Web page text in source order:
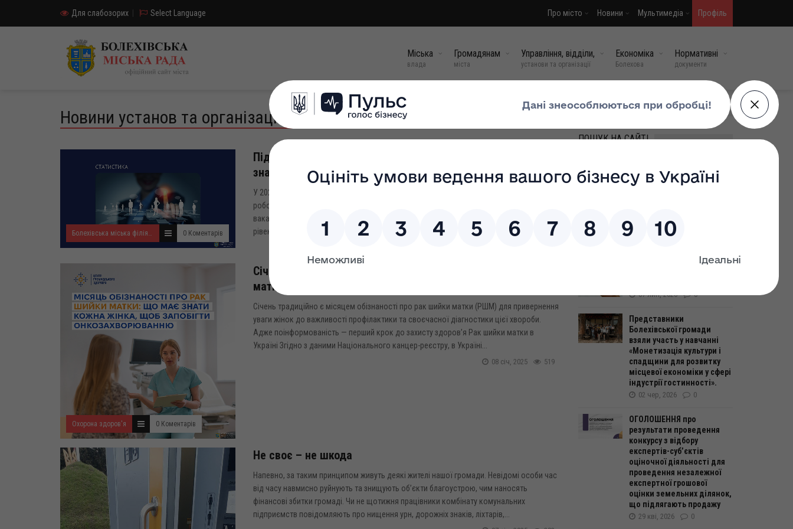
Для слабозорих Select Language Про місто Новини Мультимедіа Профіль
Міська
влада
Громадянам
міста
Управління, відділи,
установи та організації
Економіка
Болехова
Нормативні
документи
Новини установ та організацій
Болехівська міська філія Івано-Франківського ОЦЗ 0 Коментарів
Підсумки року: понад 14 тисяч жителів Прикарпаття
знайшли роботу завдяки обласній службі зайнятості
У 2024 році з філіями обласного центру зайнятості співпрацювало 6,0 тис.
роботодавців. В базі даних обласної служби зайнятості налічувалось 17,0 тис.
вакансій. За сприяння служби зайнятості було укомплектовано 13,6 тис. вакансій,
рівень укомплектування вакансій склав 80%. По Україні рівень...
Охорона здоров'я 0 Коментарів
Січень традиційно є місяцем обізнаності про рак шийки
матки
Січень традиційно є місяцем обізнаності про рак шийки матки (РШМ) для привернення
уваги жінок до важливості профілактики та своєчасної діагностики цієї хвороби.
Адже поінформованість — перший крок до захисту здоров’я Рак шийки матки в
Україні Згідно з даними Національного канцер-реєстру, в Україні...
519
08 січ, 2025
Не своє – не шкода
Напевно, за таким принципом живуть деякі жителі нашої громади. Невідомі особи час
від часу навмисно руйнують та знищують об’єкти благоустрою, чим наносять
фінансові збитки громаді. Чи не щотижня працівники комбінату комунальних
підприємств повідомляють про нищення урн, дорожніх знаків, ліхтарів,...
МИ У СОЦМЕРЕЖАХ
ПОШУК НА САЙТІ
в скорботі…🖤🖤🖤
13 травень, 2026
Чи може працівник сам
07 лип, 2026 0
Представники
Болехівської громади
взяли участь у навчанні
«Монетизація культури і
спадщини для розвитку
місцевої економіки у сфері
індустрії гостинності».
02 чер, 2026 0
ОГОЛОШЕННЯ про
результати проведення
конкурсу з відбору
експертів-суб’єктів
оціночної діяльності для
проведення незалежної
експертної грошової
оцінки земельних ділянок,
що підлягають продажу
29 кві, 2026 0